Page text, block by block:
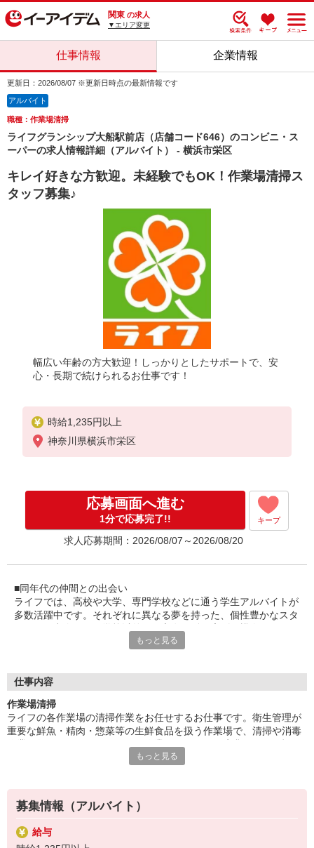
関東 の求人
▼エリア変更
仕事情報 企業情報
更新日：2026/08/07 ※更新日時点の最新情報です
アルバイト
職種：作業場清掃
ライフグランシップ大船駅前店（店舗コード646）のコンビニ・ス
ーパーの求人情報詳細（アルバイト） - 横浜市栄区
キレイ好きな方歓迎。未経験でもOK！作業場清掃ス
タッフ募集♪
幅広い年齢の方大歓迎！しっかりとしたサポートで、安
心・長期で続けられるお仕事です！
時給1,235円以上
神奈川県横浜市栄区
応募画面へ進む
1分で応募完了!! キープ
求人応募期間：2026/08/07～2026/08/20
■同年代の仲間との出会い
ライフでは、高校や大学、専門学校などに通う学生アルバイトが
多数活躍中です。それぞれに異なる夢を持った、個性豊かなスタ
す。休日に一緒に遊ぶ友達ができることも！同年代の仲間からい
■笑顔で働ける職場
アットホームな雰囲気のお店です。長期で活躍するスタッフには
お客さまから笑顔でお声がけをいただくことも。最初は、覚えて
いただく作業が多く感じるかもしれませんが、難しいお仕事はあ
りませんので、どなたでも楽しく働くことができます。
もっと見る
仕事内容
作業場清掃
ライフの各作業場の清掃作業をお任せするお仕事です。衛生管理が
重要な鮮魚・精肉・惣菜等の生鮮食品を扱う作業場で、清掃や消毒
るまで指導を行いますので、未経験の方やアルバイトデビューの
もっと見る
募集情報（アルバイト）
給与